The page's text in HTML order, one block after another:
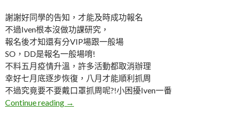
謝謝好同學的告知，才能及時成功報名
不過Iven根本沒做功課研究，
報名後才知還有分VIP場跟一般場
SO，DD是報名一般場唷!
不料五月疫情升溫，許多活動都取消辦理
幸好七月底逐步恢復，八月才能順利抓周
不過究竟要不要戴口罩抓周呢?!小困擾Iven一番
Continue reading DD。2021佳山抓周Q&A
→